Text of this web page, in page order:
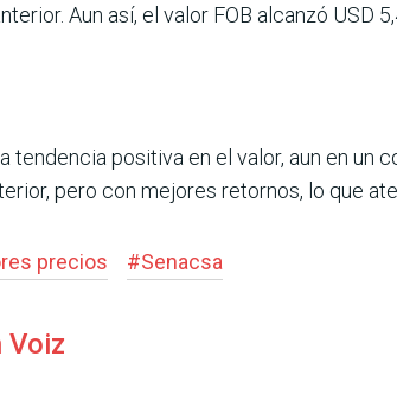
Aun así, el valor FOB alcanzó USD
tendencia posi­tiva en el valor, aun en un
pero con mejores retornos, lo que
precios #Senacsa
Voiz